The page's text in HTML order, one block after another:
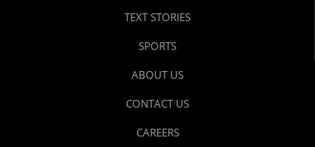
TEXT STORIES
SPORTS
ABOUT US
CONTACT US
CAREERS